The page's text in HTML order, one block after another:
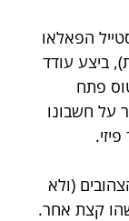
הפאלאו
דקות), ביצע עודד
פתח
על חשבונו
(ולא
קצת אחר.